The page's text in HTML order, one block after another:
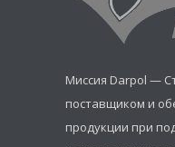
Миссия Darpol —
поставщиком и
продукции при